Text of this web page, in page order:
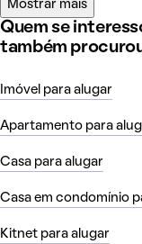
Mostrar mais
Quem se
também
Imóvel para alugar
Apartamento para
Casa para alugar
Casa em condomínio
Kitnet para alugar